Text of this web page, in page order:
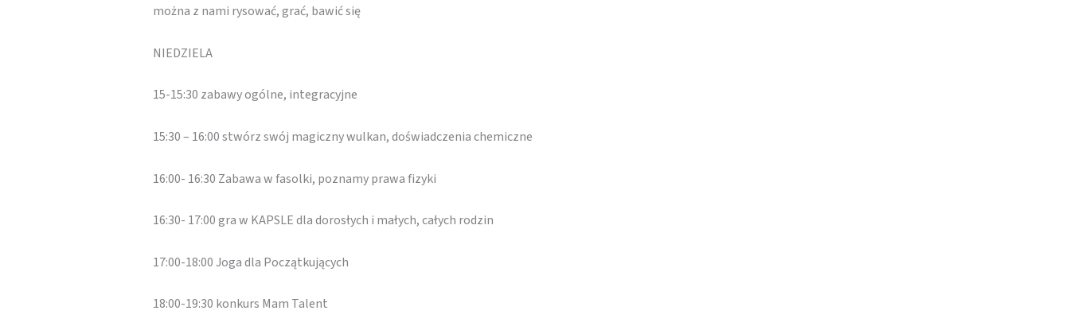
można z nami rysować, grać, bawić się
NIEDZIELA
15-15:30 zabawy ogólne, integracyjne
15:30 – 16:00 stwórz swój magiczny wulkan, doświadczenia chemiczne
16:00- 16:30 Zabawa w fasolki, poznamy prawa fizyki
16:30- 17:00 gra w KAPSLE dla dorosłych i małych, całych rodzin
17:00-18:00 Joga dla Początkujących
18:00-19:30 konkurs Mam Talent